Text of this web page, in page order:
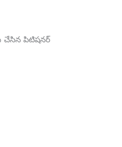
చేసిన పిటిషనర్